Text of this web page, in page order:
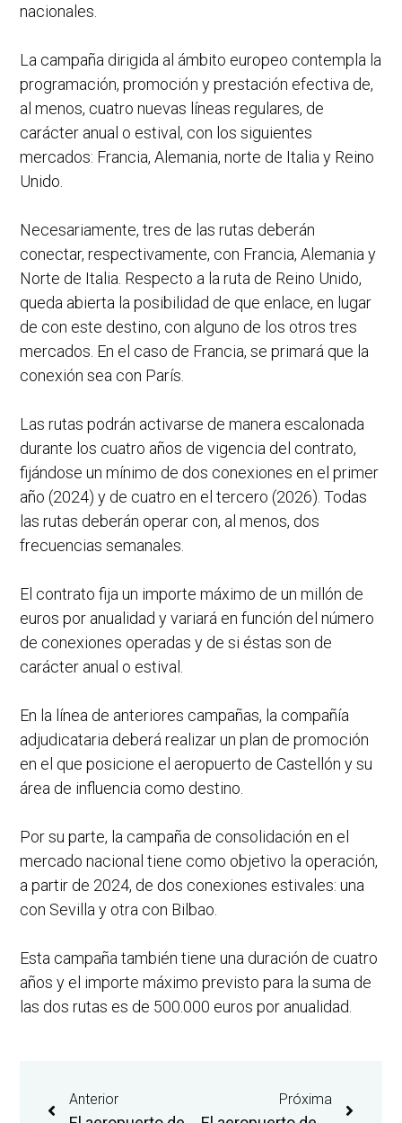
nacionales.
La campaña dirigida al ámbito europeo contempla la
programación, promoción y prestación efectiva de,
al menos, cuatro nuevas líneas regulares, de
carácter anual o estival, con los siguientes
mercados: Francia, Alemania, norte de Italia y Reino
Unido.
Necesariamente, tres de las rutas deberán
conectar, respectivamente, con Francia, Alemania y
Norte de Italia. Respecto a la ruta de Reino Unido,
queda abierta la posibilidad de que enlace, en lugar
de con este destino, con alguno de los otros tres
mercados. En el caso de Francia, se primará que la
conexión sea con París.
Las rutas podrán activarse de manera escalonada
durante los cuatro años de vigencia del contrato,
fijándose un mínimo de dos conexiones en el primer
año (2024) y de cuatro en el tercero (2026). Todas
las rutas deberán operar con, al menos, dos
frecuencias semanales.
El contrato fija un importe máximo de un millón de
euros por anualidad y variará en función del número
de conexiones operadas y de si éstas son de
carácter anual o estival.
En la línea de anteriores campañas, la compañía
adjudicataria deberá realizar un plan de promoción
en el que posicione el aeropuerto de Castellón y su
área de influencia como destino.
Por su parte, la campaña de consolidación en el
mercado nacional tiene como objetivo la operación,
a partir de 2024, de dos conexiones estivales: una
con Sevilla y otra con Bilbao.
Esta campaña también tiene una duración de cuatro
años y el importe máximo previsto para la suma de
las dos rutas es de 500.000 euros por anualidad.
Anterior Próxima